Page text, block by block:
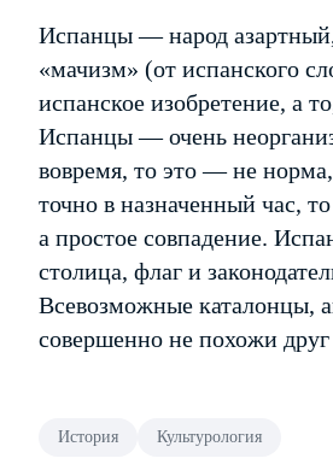
Испанцы — народ
«мачизм» (от испанского
испанское изобретение, а
Испанцы — очень
вовремя, то это — не
точно в назначенный час,
а простое совпадение.
столица, флаг и
Всевозможные каталонцы,
совершенно не похожи
История Культурология